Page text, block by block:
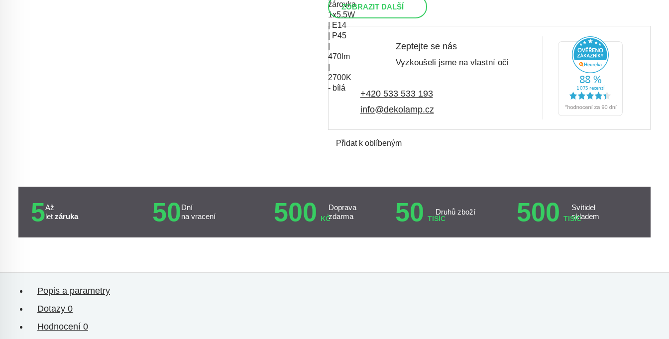
ZOBRAZIT DALŠÍ
Zeptejte se nás
Vyzkoušeli jsme na vlastní oči
+420 533 533 193
info@dekolamp.cz
Přidat k oblíbeným
5Až
let záruka 50Dní
na vracení
500 KČ
Doprava
zdarma
50 TISÍC
Druhů zboží 500 TISÍC
Svítidel
skladem
Popis a parametry
Dotazy 0
Hodnocení 0